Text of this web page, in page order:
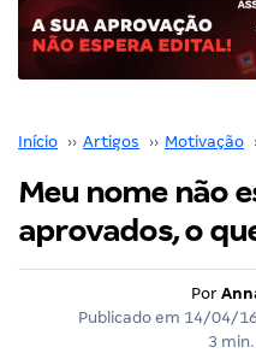
Início ›› Artigos ›› Motivação
Meu nome não
aprovados, o
Por
Publicado em 14/04/16
3